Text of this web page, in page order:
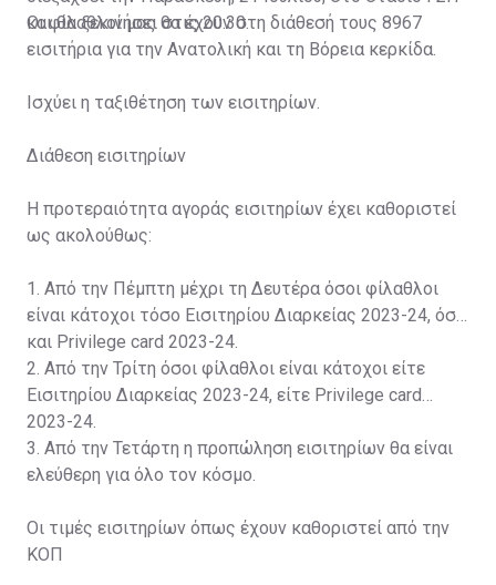
και θα ξεκινήσει στις 20:30.
Οι φίλαθλοί μας θα έχουν στη διάθεσή τους 8967
εισιτήρια για την Ανατολική και τη Βόρεια κερκίδα.
Ισχύει η ταξιθέτηση των εισιτηρίων.
Διάθεση εισιτηρίων
Η προτεραιότητα αγοράς εισιτηρίων έχει καθοριστεί
ως ακολούθως:
1. Από την Πέμπτη μέχρι τη Δευτέρα όσοι φίλαθλοι
είναι κάτοχοι τόσο Εισιτηρίου Διαρκείας 2023-24, όσο
και Privilege card 2023-24.
2. Από την Τρίτη όσοι φίλαθλοι είναι κάτοχοι είτε
Εισιτηρίου Διαρκείας 2023-24, είτε Privilege card
2023-24.
3. Από την Τετάρτη η προπώληση εισιτηρίων θα είναι
ελεύθερη για όλο τον κόσμο.
Οι τιμές εισιτηρίων όπως έχουν καθοριστεί από την
ΚΟΠ